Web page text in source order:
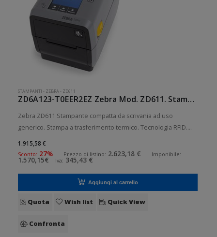
STAMPANTI - ZEBRA- ZD611
ZD6A123-T0EER2EZ Zebra Mod. ZD611. Stampante di etichette.
Zebra ZD611 Stampante compatta da scrivania ad uso
generico. Stampa a trasferimento termico. Tecnologia RFID.
mm/sec Risoluzione di stampa: 12 dot/mm RFID: Presente
Wireless: Presente
1.915,58 €
Sconto: 27% Prezzo di listino: 2.623,18 € Imponibile:
1.570,15€ Iva: 345,43 €
Aggiungi al carrello
Quota Wish list Quick View
Confronta